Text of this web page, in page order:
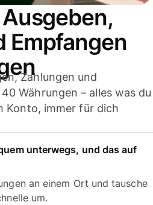
Empfangen
Zahlungen und
Währungen – alles was du
Konto, immer für dich
unterwegs, und das auf
an einem Ort und tausche
um.